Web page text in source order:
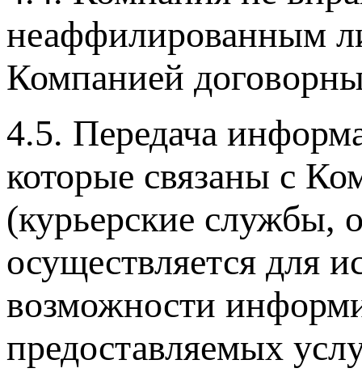
неаффилированным
Компанией
4.5. Передача
которые связаны с
(курьерские службы,
осуществляется для
возможности
предоставляемых